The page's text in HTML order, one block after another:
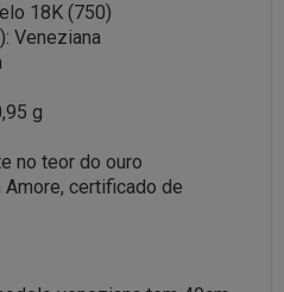
18K (750)
Veneziana
g
no teor do ouro
Amore, certificado de